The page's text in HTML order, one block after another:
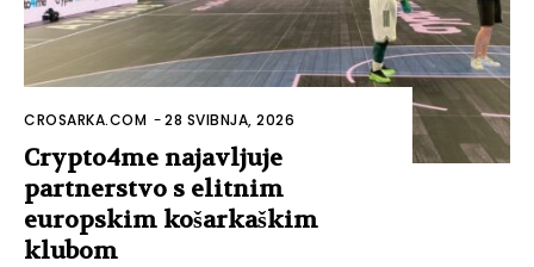
CROSARKA.COM -28 SVIBNJA, 2026
Crypto4me najavljuje
partnerstvo s elitnim
europskim košarkaškim
klubom